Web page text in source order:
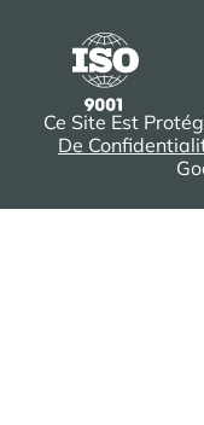
Ce Site Est
De